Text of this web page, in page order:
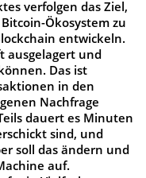
verfolgen das Ziel,
Ökosystem zu
entwickeln.
ausgelagert und
Das ist
in den
Nachfrage
dauert es Minuten
sind, und
soll das ändern und
auf.